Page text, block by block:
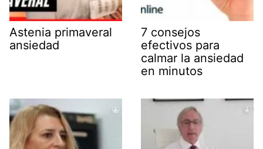
Astenia primaveral
ansiedad
7 consejos
efectivos para
calmar la ansiedad
en minutos